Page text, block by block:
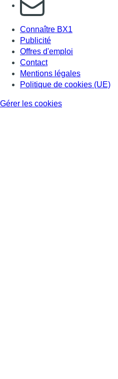
Connaître BX1
Publicité
Offres d'emploi
Contact
Mentions légales
Politique de cookies (UE)
Gérer les cookies